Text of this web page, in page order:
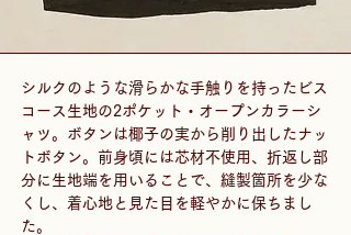
シルクのような滑らかな手触りを持ったビス
コース生地の2ポケット・オープンカラーシ
ャツ。ボタンは椰子の実から削り出したナッ
トボタン。前身頃には芯材不使用、折返し部
分に生地端を用いることで、縫製箇所を少な
くし、着心地と見た目を軽やかに保ちまし
た。